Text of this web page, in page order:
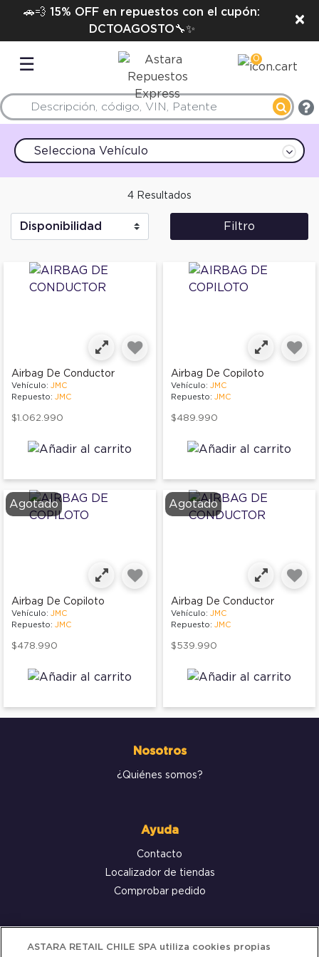
🚗💨 15% OFF en repuestos con el cupón:
DCTOAGOSTO🔧✨
×
☰ 0
Selecciona Vehículo
4 Resultados
Filtro
Airbag De Conductor
Vehículo: JMC
Repuesto: JMC
$1.062.990
Airbag De Copiloto
Vehículo: JMC
Repuesto: JMC
$489.990
Agotado
Airbag De Copiloto
Vehículo: JMC
Repuesto: JMC
$478.990
Agotado
Airbag De Conductor
Vehículo: JMC
Repuesto: JMC
$539.990
Nosotros
¿Quiénes somos?
Ayuda
Contacto
Localizador de tiendas
Comprobar pedido
Servicio al cliente
ASTARA RETAIL CHILE SPA utiliza cookies propias